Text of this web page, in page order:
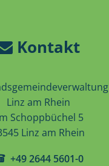
Kontakt
Linz am Rhein
Schoppbüchel 5
Linz am Rhein
+49 2644 5601-0